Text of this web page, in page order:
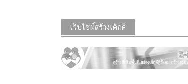
เว็บไซต์สร้างเด็กดี